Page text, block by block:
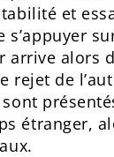
et
arrive alors
rejet de
étranger,